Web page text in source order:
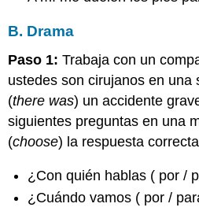
B. Drama
Paso 1:Trabaja con un
ustedes son cirujanos en una
(there was) un accidente
siguientes preguntas en una
(choose) la respuesta
¿Con quién hablas ( por /
¿Cuándo vamos ( por /